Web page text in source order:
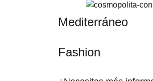
Mediterráneo
Fashion